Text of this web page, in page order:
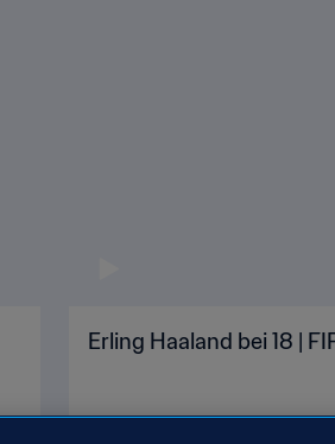
Erling Haaland bei 18 |